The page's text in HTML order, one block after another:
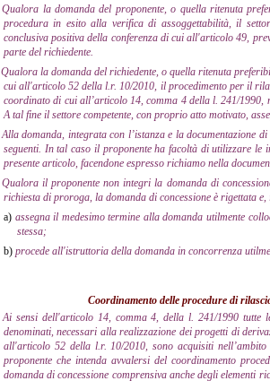
Qualora la domanda del proponente, o quella ritenuta
procedura in esito alla verifica di assoggettabilità, il
conclusiva positiva della conferenza di cui all'articolo 49,
parte del richiedente.
Qualora la domanda del richiedente, o quella ritenuta
cui all'articolo 52 della l.r. 10/2010, il procedimento per il
coordinato di cui all’articolo 14, comma 4 della l. 241/1990,
A tal fine il settore competente, con proprio atto motivato,
Alla domanda, integrata con l’istanza e la
seguenti. In tal caso il proponente ha facoltà di utilizzare
presente articolo, facendone espresso richiamo nella
Qualora il proponente non integri la domanda di
richiesta di proroga, la domanda di concessione è rigettata
a) assegna il medesimo termine alla domanda utilmente
stessa;
b) procede all'istruttoria della domanda in concorrenza
Coordinamento delle procedure di
Ai sensi dell'articolo 14, comma 4, della l. 241/1990 tutte
denominati, necessari alla realizzazione dei progetti di
all'articolo 52 della l.r. 10/2010, sono acquisiti
proponente che intenda avvalersi del coordinamento
domanda di concessione comprensiva anche degli